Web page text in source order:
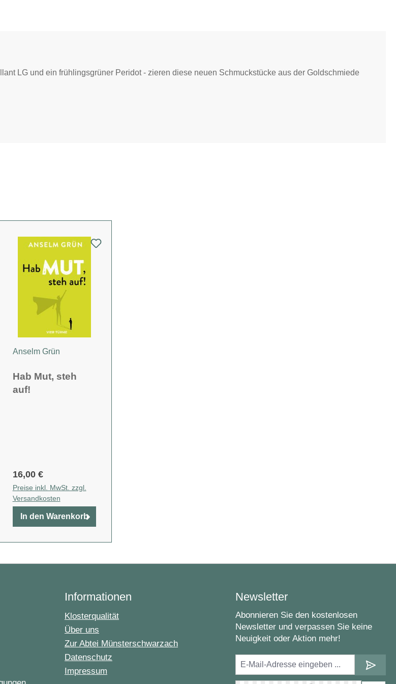
LG und ein frühlingsgrüner Peridot - zieren diese neuen Schmuckstücke aus der Goldschmiede
Anselm Grün
Hab Mut, steh
auf!
16,00 €
Preise inkl. MwSt. zzgl.
Versandkosten
In den Warenkorb
Informationen
Klosterqualität
Über uns
Zur Abtei Münsterschwarzach
Datenschutz
Impressum
Newsletter
Abonnieren Sie den kostenlosen
Newsletter und verpassen Sie keine
Neuigkeit oder Aktion mehr!